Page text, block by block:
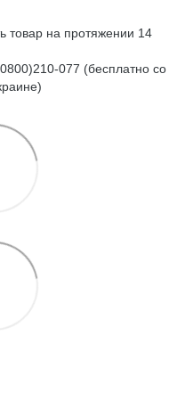
товар на протяжении 14
077 (бесплатно со